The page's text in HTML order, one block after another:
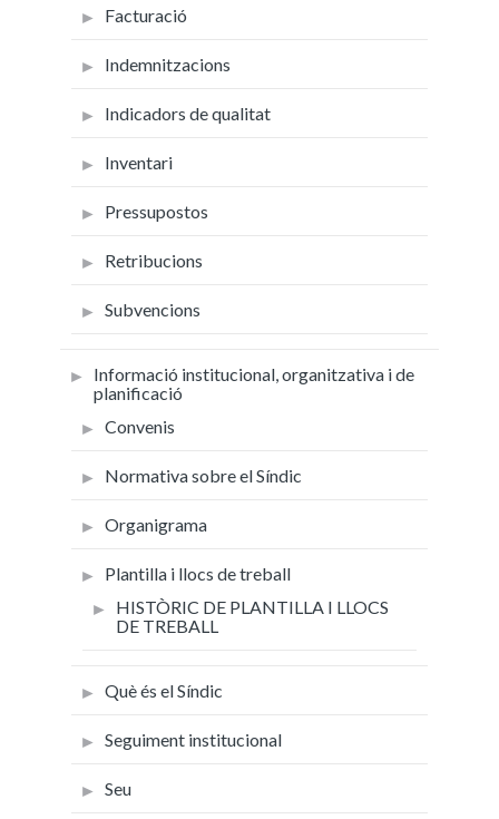
Facturació
Indemnitzacions
Indicadors de qualitat
Inventari
Pressupostos
Retribucions
Subvencions
Informació institucional, organitzativa i de
planificació
Convenis
Normativa sobre el Síndic
Organigrama
Plantilla i llocs de treball
HISTÒRIC DE PLANTILLA I LLOCS
DE TREBALL
Què és el Síndic
Seguiment institucional
Seu